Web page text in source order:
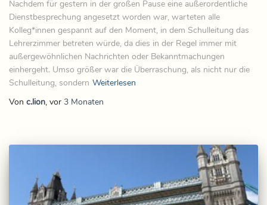
Nachdem für gestern in der großen Pause eine außerordentliche
Dienstbesprechung angesetzt worden war, warteten alle
Kolleg*innen gespannt auf den Moment, in dem Schulleitung das
Lehrerzimmer betreten würde, da dies in der Regel immer mit
außergewöhnlichen Nachrichten oder Bekanntmachungen
einhergeht. Umso größer war die Überraschung, als nicht nur die
Schulleitung, sondern Weiterlesen
Von c.lion, vor 3 Monaten